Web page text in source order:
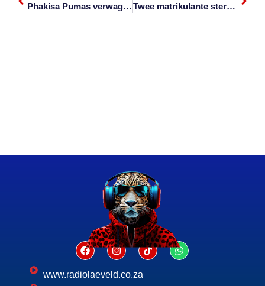
Phakisa Pumas verwag Cheetahs wat iets wil bewys in eerste wedstryd Twee matrikulante sterf na taxi hulle tref
www.radiolaeveld.co.za